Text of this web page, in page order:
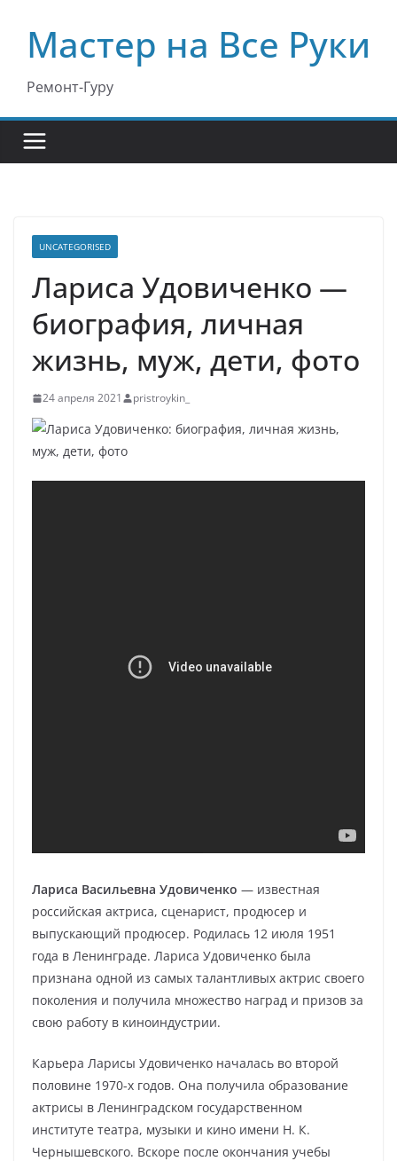
содержимому
Мастер на Все Руки
Ремонт-Гуру
UNCATEGORISED
Лариса Удовиченко —
биография, личная
жизнь, муж, дети, фото
24 апреля 2021 pristroykin_
Лариса Васильевна Удовиченко — известная
российская актриса, сценарист, продюсер и
выпускающий продюсер. Родилась 12 июля 1951
года в Ленинграде. Лариса Удовиченко была
признана одной из самых талантливых актрис своего
поколения и получила множество наград и призов за
свою работу в киноиндустрии.
Карьера Ларисы Удовиченко началась во второй
половине 1970-х годов. Она получила образование
актрисы в Ленинградском государственном
институте театра, музыки и кино имени Н. К.
Чернышевского. Вскоре после окончания учебы